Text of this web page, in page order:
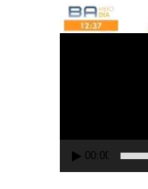
00:00